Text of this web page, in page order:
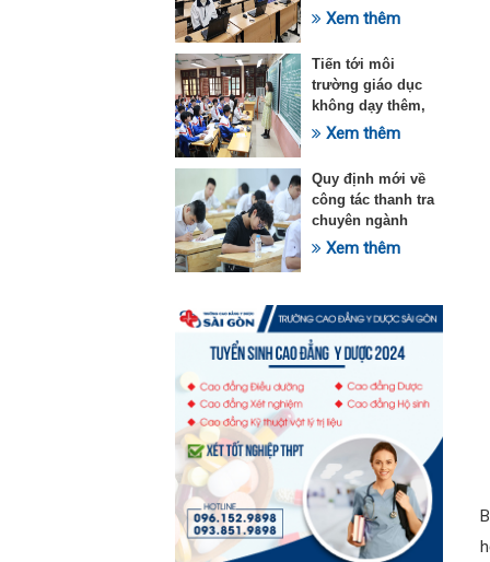
đợt 1 năm 2025
Xem thêm
Tiến tới môi
trường giáo dục
không dạy thêm,
học thêm
Xem thêm
Quy định mới về
công tác thanh tra
chuyên ngành
trong lĩnh vực giáo
Xem thêm